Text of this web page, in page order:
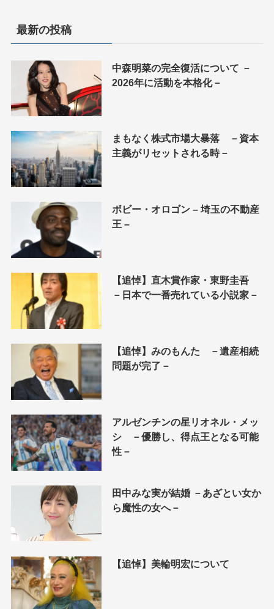
最新の投稿
中森明菜の完全復活について －
2026年に活動を本格化－
まもなく株式市場大暴落 －資本
主義がリセットされる時－
ボビー・オロゴン – 埼玉の不動産
王 –
【追悼】直木賞作家・東野圭吾
－日本で一番売れている小説家－
【追悼】みのもんた －遺産相続
問題が完了－
アルゼンチンの星リオネル・メッ
シ －優勝し、得点王となる可能
性－
田中みな実が結婚 －あざとい女か
ら魔性の女へ－
【追悼】美輪明宏について